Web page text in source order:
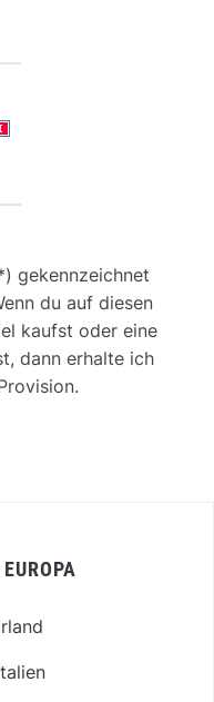
gekennzeichnet
du auf diesen
kaufst oder eine
dann erhalte ich